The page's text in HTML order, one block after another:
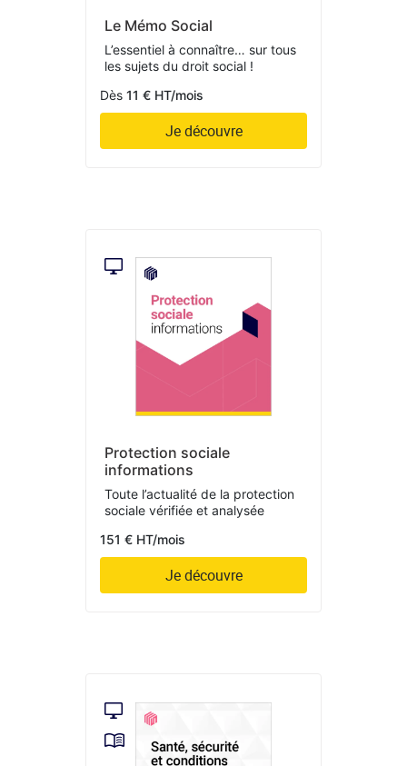
Le Mémo Social
L’essentiel à connaître… sur tous
les sujets du droit social !
Dès 11 € HT/mois
Je découvre
Protection sociale
informations
Toute l’actualité de la protection
sociale vérifiée et analysée
151 € HT/mois
Je découvre